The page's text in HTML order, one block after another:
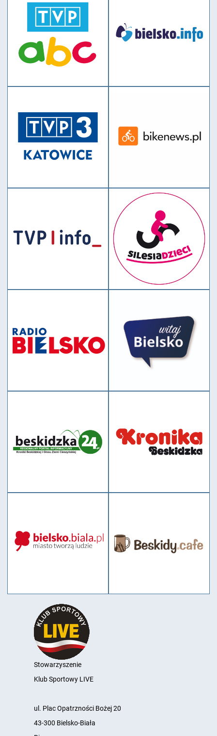
Stowarzyszenie
Klub Sportowy LIVE
ul. Plac Opatrzności Bożej 20
43-300 Bielsko-Biała